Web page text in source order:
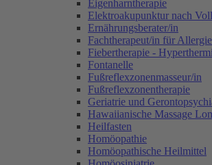
Eigenharntherapie
Elektroakupunktur nach
Ernährungsberater/in
Fachtherapeut/in für
Fiebertherapie -
Fontanelle
Fußreflexzonenmasseur/in
Fußreflexzonentherapie
Geriatrie und
Hawaiianische Massage
Heilfasten
Homöopathie
Homöopathische Heilmittel